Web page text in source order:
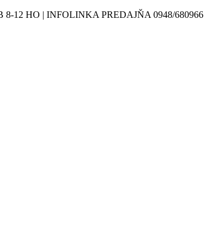
12 HO | INFOLINKA PREDAJŇA 0948/680966